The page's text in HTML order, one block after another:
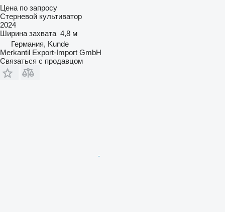
Цена по запросу
Стерневой культиватор
2024
Ширина захвата 4,8 м
Германия, Kunde
Merkantil Export-Import GmbH
Связаться с продавцом